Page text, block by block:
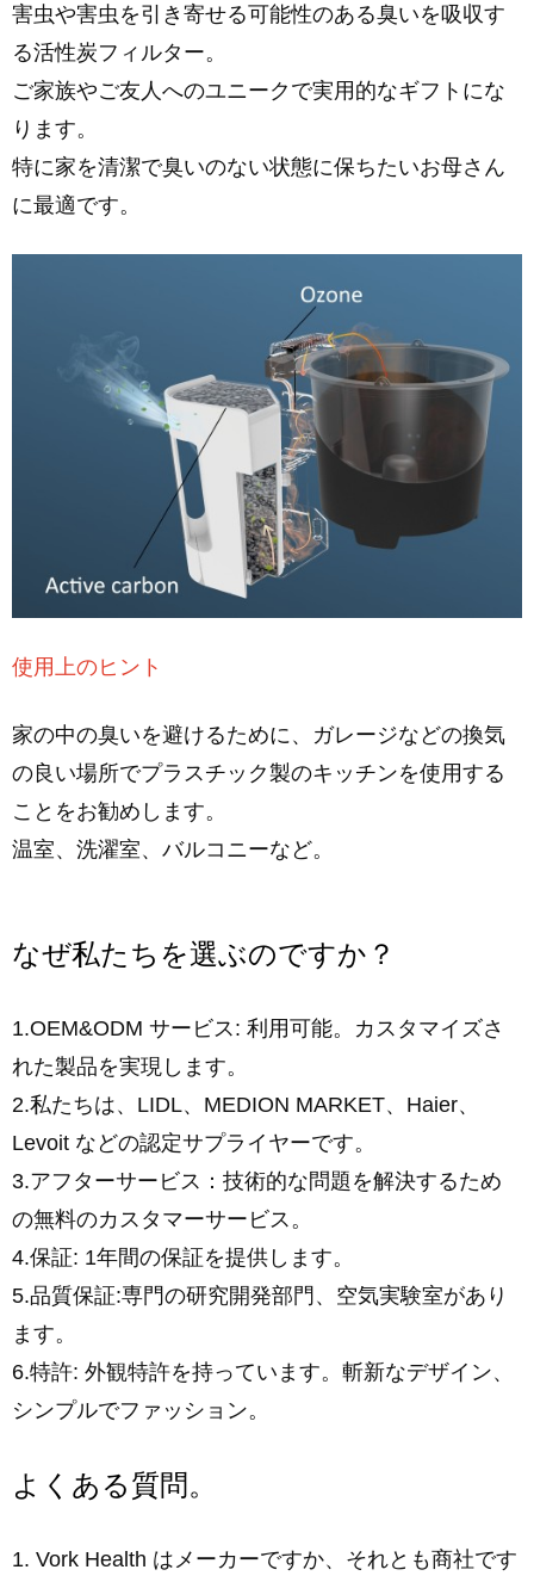
害虫や害虫を引き寄せる可能性のある臭いを吸収す
る活性炭フィルター。
ご家族やご友人へのユニークで実用的なギフトにな
ります。
特に家を清潔で臭いのない状態に保ちたいお母さん
に最適です。
使用上のヒント
家の中の臭いを避けるために、ガレージなどの換気
の良い場所でプラスチック製のキッチンを使用する
ことをお勧めします。
温室、洗濯室、バルコニーなど。
なぜ私たちを選ぶのですか？
1.OEM&ODM サービス: 利用可能。カスタマイズさ
れた製品を実現します。
2.私たちは、LIDL、MEDION MARKET、Haier、
Levoit などの認定サプライヤーです。
3.アフターサービス：技術的な問題を解決するため
の無料のカスタマーサービス。
4.保証: 1年間の保証を提供します。
5.品質保証:専門の研究開発部門、空気実験室があり
ます。
6.特許: 外観特許を持っています。斬新なデザイン、
シンプルでファッション。
よくある質問。
1. Vork Health はメーカーですか、それとも商社です